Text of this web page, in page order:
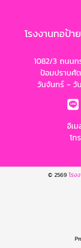
โรงงานทอป้า
1082/3 ถนนก
ป้อมปราบศั
วันจันทร์ - วั
อีเ
โท
© 2569โรง